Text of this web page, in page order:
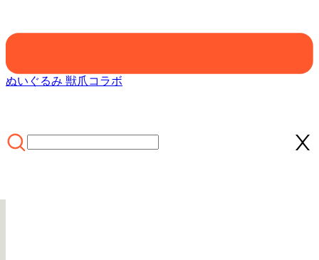
ぬいぐるみ 獣爪コラボ